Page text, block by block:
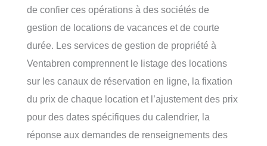
de confier ces opérations à des sociétés de
gestion de locations de vacances et de courte
durée. Les services de gestion de propriété à
Ventabren comprennent le listage des locations
sur les canaux de réservation en ligne, la fixation
du prix de chaque location et l’ajustement des prix
pour des dates spécifiques du calendrier, la
réponse aux demandes de renseignements des